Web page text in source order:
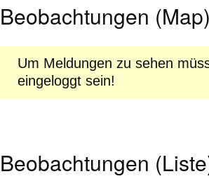
Beobachtungen (Map)
Um Meldungen zu sehen
eingeloggt sein!
Beobachtungen